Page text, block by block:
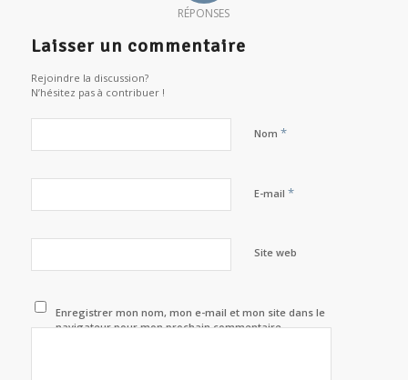
RÉPONSES
Laisser un commentaire
Rejoindre la discussion?
N’hésitez pas à contribuer !
Nom *
E-mail *
Site web
Enregistrer mon nom, mon e-mail et mon site dans le
navigateur pour mon prochain commentaire.